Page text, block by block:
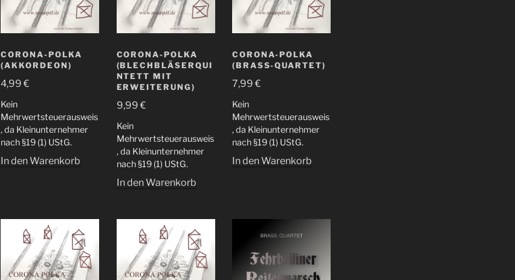
CORONA-POLKA
(AKKORDEON)
4,99€
Kein
Mehrwertsteuerausweis
, da Kleinunternehmer
nach §19 (1) UStG.
In den Warenkorb
CORONA-POLKA
(BLECHBLÄSERQUI
NTETT MIT
ERWEITERUNG)
9,99€
Kein
Mehrwertsteuerausweis
, da Kleinunternehmer
nach §19 (1) UStG.
In den Warenkorb
CORONA-POLKA
(BRASS-QUARTET)
7,99€
Kein
Mehrwertsteuerausweis
, da Kleinunternehmer
nach §19 (1) UStG.
In den Warenkorb